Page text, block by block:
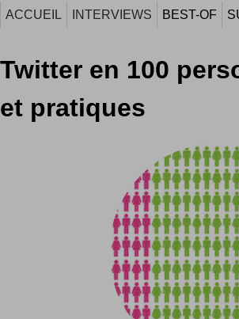
ACCUEIL INTERVIEWS BEST-OF
Twitter en 100
et pratiques